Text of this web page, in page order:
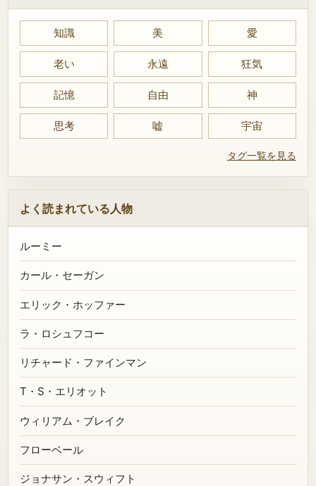
知識 美 愛
老い 永遠 狂気
記憶 自由 神
思考 嘘 宇宙
タグ一覧を見る
よく読まれている人物
ルーミー
カール・セーガン
エリック・ホッファー
ラ・ロシュフコー
リチャード・ファインマン
T・S・エリオット
ウィリアム・ブレイク
フローベール
ジョナサン・スウィフト